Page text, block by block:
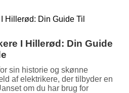
I Hillerød: Din Guide
sin historie og skønne
af elektrikere, der tilbyder en
om du har brug for